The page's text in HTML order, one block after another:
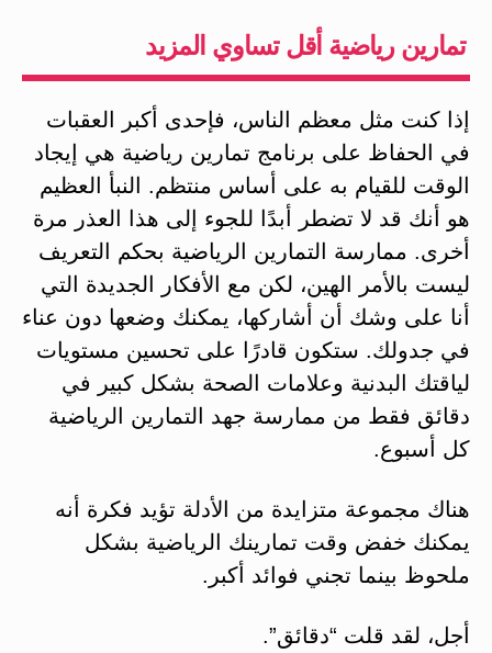
تمارين رياضية أقل تساوي المزيد
إذا كنت مثل معظم الناس، فإحدى أكبر العقبات
في الحفاظ على برنامج تمارين رياضية هي إيجاد
الوقت للقيام به على أساس منتظم. النبأ العظيم
هو أنك قد لا تضطر أبدًا للجوء إلى هذا العذر مرة
أخرى. ممارسة التمارين الرياضية بحكم التعريف
ليست بالأمر الهين، لكن مع الأفكار الجديدة التي
أنا على وشك أن أشاركها، يمكنك وضعها دون عناء
في جدولك. ستكون قادرًا على تحسين مستويات
لياقتك البدنية وعلامات الصحة بشكل كبير في
دقائق فقط من ممارسة جهد التمارين الرياضية
كل أسبوع.
هناك مجموعة متزايدة من الأدلة تؤيد فكرة أنه
يمكنك خفض وقت تمارينك الرياضية بشكل
ملحوظ بينما تجني فوائد أكبر.
أجل، لقد قلت “دقائق”.